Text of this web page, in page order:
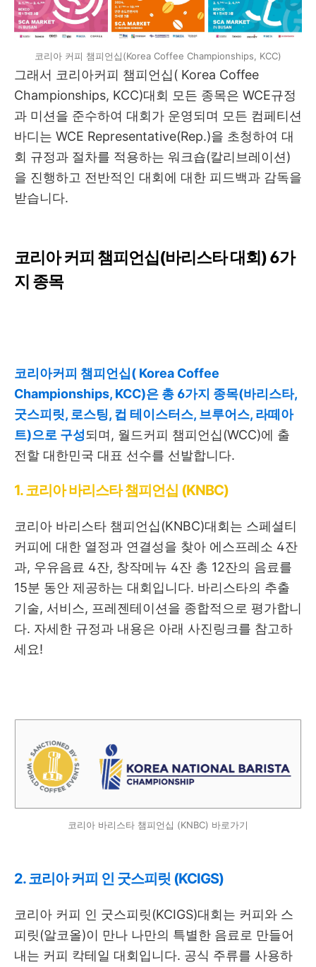
코리아 커피 챔피언십(Korea Coffee Championships, KCC)
그래서 코리아커피 챔피언십( Korea Coffee
Championships, KCC)대회 모든 종목은 WCE규정
과 미션을 준수하여 대회가 운영되며 모든 컴페티션
바디는 WCE Representative(Rep.)을 초청하여 대
회 규정과 절차를 적용하는 워크숍(칼리브레이션)
을 진행하고 전반적인 대회에 대한 피드백과 감독을
받습니다.
코리아 커피 챔피언십(바리스타 대회) 6가
지 종목
코리아커피 챔피언십( Korea Coffee
Championships, KCC)은 총 6가지 종목(바리스타,
굿스피릿, 로스팅, 컵 테이스터스, 브루어스, 라떼아
트)으로 구성되며, 월드커피 챔피언십(WCC)에 출
전할 대한민국 대표 선수를 선발합니다.
1. 코리아 바리스타 챔피언십 (KNBC)
코리아 바리스타 챔피언십(KNBC)대회는 스페셜티
커피에 대한 열정과 연결성을 찾아 에스프레소 4잔
과, 우유음료 4잔, 창작메뉴 4잔 총 12잔의 음료를
15분 동안 제공하는 대회입니다. 바리스타의 추출
기술, 서비스, 프레젠테이션을 종합적으로 평가합니
다. 자세한 규정과 내용은 아래 사진링크를 참고하
세요!
코리아 바리스타 챔피언십 (KNBC) 바로가기
2. 코리아 커피 인 굿스피릿 (KCIGS)
코리아 커피 인 굿스피릿(KCIGS)대회는 커피와 스
피릿(알코올)이 만나 나만의 특별한 음료로 만들어
내는 커피 칵테일 대회입니다. 공식 주류를 사용하